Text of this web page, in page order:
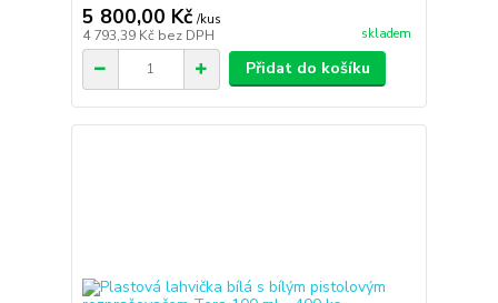
5 800,00 Kč /kus
4 793,39 Kč bez DPH skladem
Přidat do košíku